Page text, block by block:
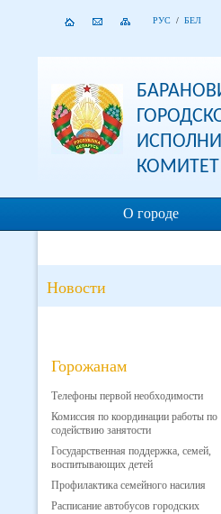
РУС / БЕЛ
КОМИТЕТ
О городе
Новости
Горожанам
Телефоны первой необходимости
Комиссия по координации работы по
содействию занятости
Государственная поддержка, семей,
воспитывающих детей
Профилактика семейного насилия
Расписание автобусов городских